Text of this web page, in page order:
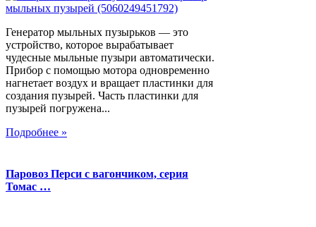
Генератор мыльных пузырьков — это
устройство, которое вырабатывает
чудесные мыльные пузыри автоматически.
Прибор с помощью мотора одновременно
нагнетает воздух и вращает пластинки для
создания пузырей. Часть пластинки для
пузырей погружена...
Подробнее »
Паровоз Перси с вагончиком, серия
Томас …